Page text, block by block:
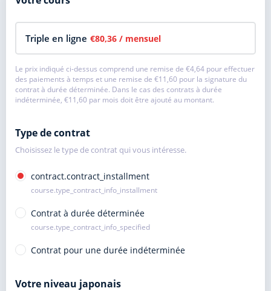
Triple en ligne €80,36 / mensuel
Le prix indiqué ci-dessus comprend une remise de €4,64 pour effectuer
des paiements à temps et une remise de €11,60 pour la signature du
contrat à durée déterminée. Dans le cas des contrats à durée
indéterminée, €11,60 par mois doit être ajouté au montant.
Type de contrat
Choisissez le type de contrat qui vous intéresse.
contract.contract_installment
course.type_contract_info_installment
Contrat à durée déterminée
course.type_contract_info_specified
Contrat pour une durée indéterminée
Votre niveau japonais